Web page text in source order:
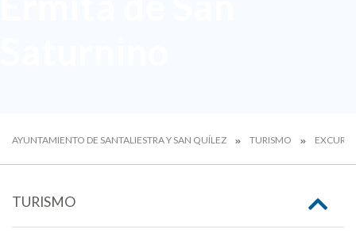
AYUNTAMIENTO DE SANTALIESTRA Y SAN QUÍLEZ TURISMO
TURISMO